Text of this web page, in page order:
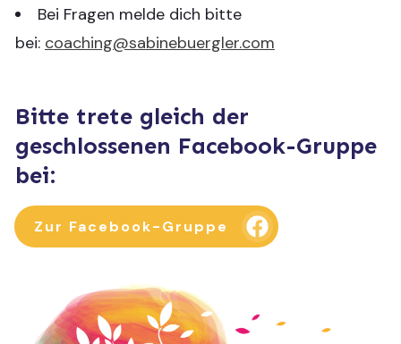
Bei Fragen melde dich bitte
bei: coaching@sabinebuergler.com
Bitte trete gleich der
geschlossenen Facebook-Gruppe
bei:
Zur Facebook-Gruppe